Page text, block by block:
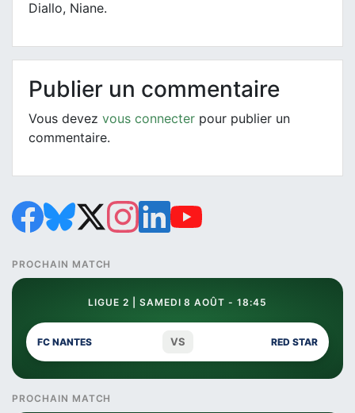
Diallo, Niane.
Publier un commentaire
Vous devez vous connecter pour publier un
commentaire.
PROCHAIN MATCH
LIGUE 2 | SAMEDI 8 AOÛT - 18:45
FC NANTES VS RED STAR
PROCHAIN MATCH